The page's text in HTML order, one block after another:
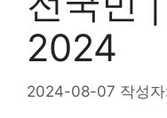
2024
2024-08-07 작성